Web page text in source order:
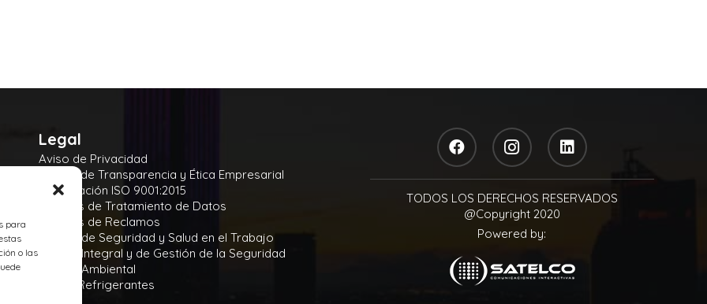
para
o las
Legal
Aviso de Privacidad
Manual de Transparencia y Ética Empresarial
Certificación ISO 9001:2015
Políticas de Tratamiento de Datos
Políticas de Reclamos
Política de Seguridad y Salud en el Trabajo
Política Integral y de Gestión de la Seguridad
Política Ambiental
Gases Refrigerantes
TODOS LOS DERECHOS RESERVADOS
@Copyright 2020
Powered by: